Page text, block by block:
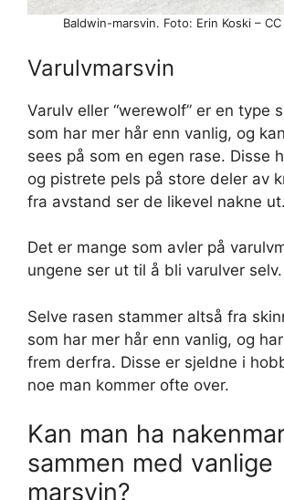
Baldwin-marsvin. Foto: Erin Koski –
Varulvmarsvin
Varulv eller “werewolf” er en type
som har mer hår enn vanlig, og
sees på som en egen rase. Disse
og pistrete pels på store deler av
fra avstand ser de likevel nakne ut.
Det er mange som avler på
ungene ser ut til å bli varulver selv.
Selve rasen stammer altså fra
som har mer hår enn vanlig, og
frem derfra. Disse er sjeldne i
noe man kommer ofte over.
Kan man ha
sammen med vanlige
marsvin?